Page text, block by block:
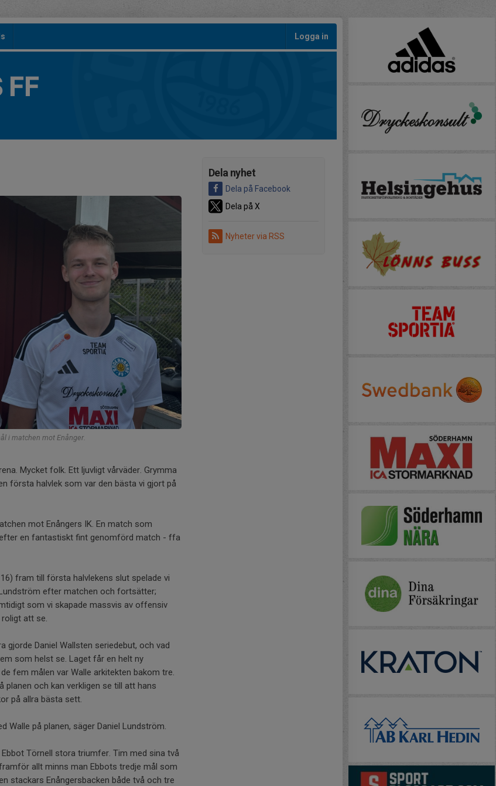
Logga in
FF
Dela nyhet
Dela på Facebook
Dela på X
Nyheter via RSS
i matchen mot Enånger.
Mycket folk. Ett ljuvligt vårväder. Grymma
första halvlek som var den bästa vi gjort på
mot Enångers IK. En match som
en fantastiskt fint genomförd match - ffa
fram till första halvlekens slut spelade vi
efter matchen och fortsätter;
som vi skapade massvis av offensiv
att se.
gjorde Daniel Wallsten seriedebut, och vad
som helst se. Laget får en helt ny
fem målen var Walle arkitekten bakom tre.
och kan verkligen se till att hans
på allra bästa sett.
Walle på planen, säger Daniel Lundström.
Törnell stora triumfer. Tim med sina två
allt minns man Ebbots tredje mål som
stackars Enångersbacken både två och tre